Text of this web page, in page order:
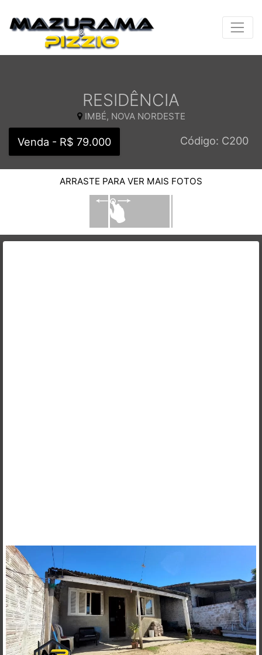
RESIDÊNCIA
IMBÉ, NOVA NORDESTE
Código: C200
Venda - R$ 79.000
ARRASTE PARA VER MAIS FOTOS